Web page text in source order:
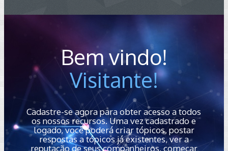
Bem vindo!
Visitante!
Cadastre-se agora para obter acesso a todos
os nossos recursos. Uma vez cadastrado e
logado, você poderá criar tópicos, postar
respostas a tópicos já existentes, ver a
reputação de seus companheiros, começar